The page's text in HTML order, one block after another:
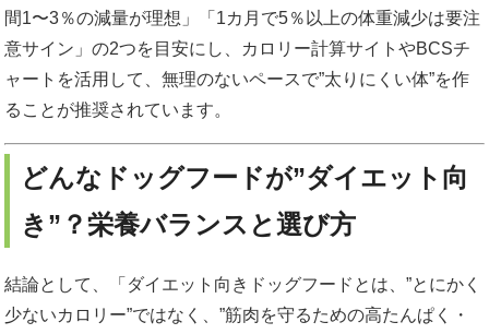
間1〜3％の減量が理想」「1カ月で5％以上の体重減少は要注
意サイン」の2つを目安にし、カロリー計算サイトやBCSチ
ャートを活用して、無理のないペースで”太りにくい体”を作
ることが推奨されています。
どんなドッグフードが”ダイエット向
き”？栄養バランスと選び方
結論として、「ダイエット向きドッグフードとは、”とにかく
少ないカロリー”ではなく、”筋肉を守るための高たんぱく・